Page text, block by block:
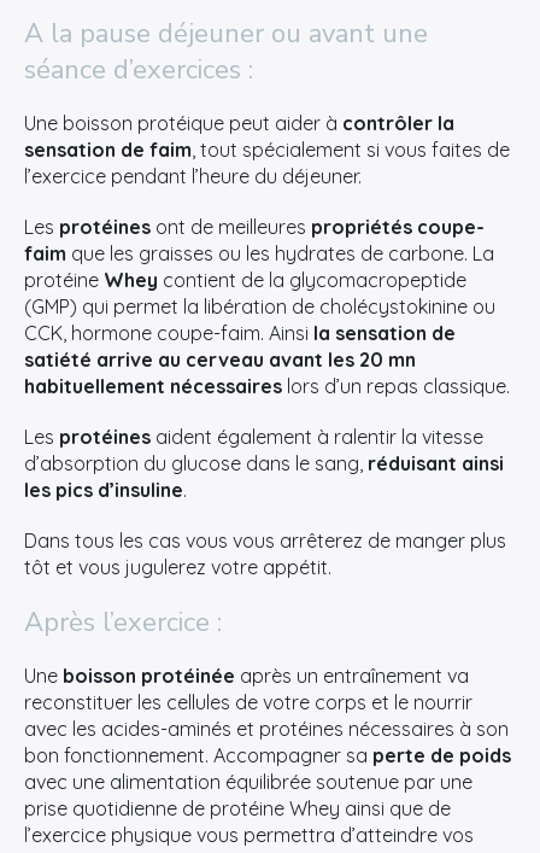
A la pause déjeuner ou avant une
séance d’exercices :
Une boisson protéique peut aider à contrôler la
sensation de faim , tout spécialement si vous faites de
l’exercice pendant l’heure du déjeuner.
Les protéines ont de meilleures propriétés coupe-
faim que les graisses ou les hydrates de carbone. La
protéine Whey contient de la glycomacropeptide
(GMP) qui permet la libération de cholécystokinine ou
CCK, hormone coupe-faim. Ainsi la sensation de
satiété arrive au cerveau avant les 20 mn
habituellement nécessaires lors d’un repas classique.
Les protéines aident également à ralentir la vitesse
d’absorption du glucose dans le sang, réduisant ainsi
les pics d’insuline.
Dans tous les cas vous vous arrêterez de manger plus
tôt et vous jugulerez votre appétit.
Après l’exercice :
Une boisson protéinée après un entraînement va
reconstituer les cellules de votre corps et le nourrir
avec les acides-aminés et protéines nécessaires à son
bon fonctionnement. Accompagner sa perte de poids
avec une alimentation équilibrée soutenue par une
prise quotidienne de protéine Whey ainsi que de
l’exercice physique vous permettra d’atteindre vos